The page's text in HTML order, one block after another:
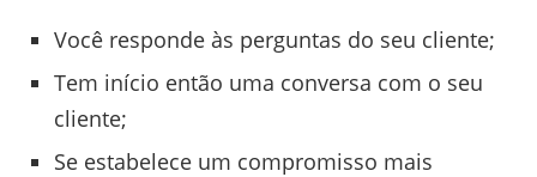
Você responde às perguntas do seu cliente;
Tem início então uma conversa com o seu
cliente;
Se estabelece um compromisso mais